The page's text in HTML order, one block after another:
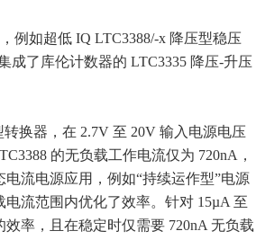
例如超低 IQ LTC3388/-x 降压型稳压
成了库伦计数器的 LTC3335 降压-升压
换器，在 2.7V 至 20V 输入电源电压
的无负载工作电流仅为 720nA，
流电源应用，例如“持续运作型”电源
流范围内优化了效率。针对 15µA 至
率，且在稳定时仅需要 720nA 无负载